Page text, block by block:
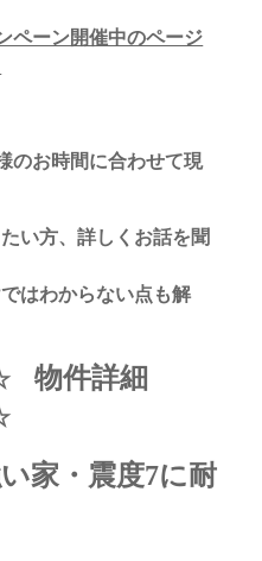
ペーン開催中のページ
のお時間に合わせて現
い方、詳しくお話を聞
はわからない点も解
物件詳細
家・震度7に耐